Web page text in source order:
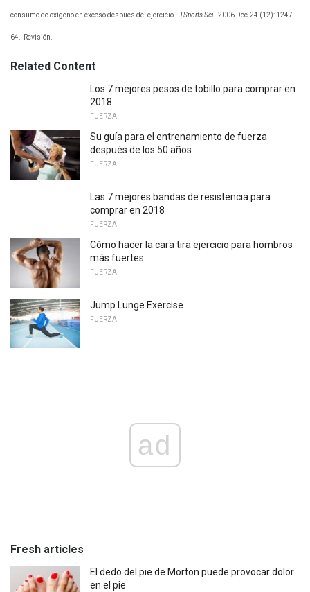
consumo de oxígeno en exceso después del ejercicio. J Sports Sci. 2006 Dec.24 (12): 1247-
64. Revisión.
Related Content
Los 7 mejores pesos de tobillo para comprar en
2018
FUERZA
Su guía para el entrenamiento de fuerza
después de los 50 años
FUERZA
Las 7 mejores bandas de resistencia para
comprar en 2018
FUERZA
Cómo hacer la cara tira ejercicio para hombros
más fuertes
FUERZA
Jump Lunge Exercise
FUERZA
ad
Fresh articles
El dedo del pie de Morton puede provocar dolor
en el pie